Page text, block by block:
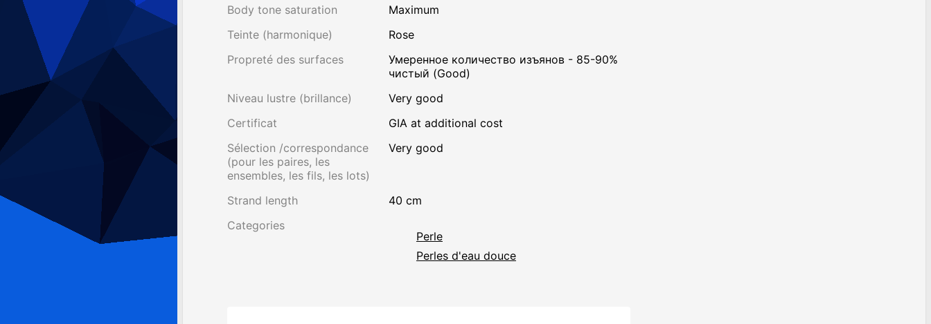
Body tone saturation
Maximum
Teinte (harmonique)
Rose
Propreté des surfaces
Умеренное количество изъянов - 85-90%
чистый (Good)
Niveau lustre (brillance)
Very good
Certificat
GIA at additional cost
Sélection /correspondance
(pour les paires, les
ensembles, les fils, les lots)
Very good
Strand length
40 cm
Categories
Perle
Perles d'eau douce